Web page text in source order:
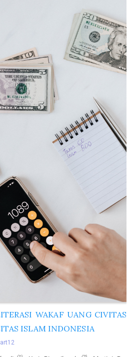
WAKAF UANG CIVITAS
ISLAM INDONESIA